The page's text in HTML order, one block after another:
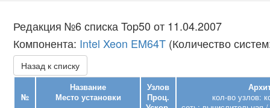
Редакция №6 списка Top50 от 11.04.2007
Компонента: Intel Xeon EM64T (Количество
Назад к списку
№
Название
Место установки
Узлов
Проц.
кол-во узлов: